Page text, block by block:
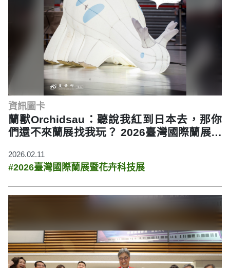
資訊圖卡
蘭獸Orchidsau：聽說我紅到日本去，那你
們還不來蘭展找我玩？ 2026臺灣國際蘭展暨
2026.02.11
#2026臺灣國際蘭展暨花卉科技展